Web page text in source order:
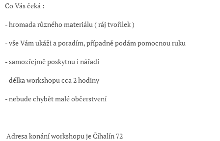
Co Vás čeká :
- hromada různého materiálu ( ráj tvořilek )
- vše Vám ukáži a poradím, případně podám pomocnou ruku
- samozřejmě poskytnu i nářadí
- délka workshopu cca 2 hodiny
- nebude chybět malé občerstvení
Adresa konání workshopu je Číhalín 72